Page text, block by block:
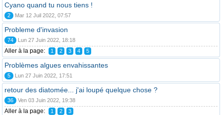
Cyano quand tu nous tiens !
2 Mar 12 Juil 2022, 07:57
Probleme d'invasion
74 Lun 27 Juin 2022, 18:18
Aller à la page: 1 2 3 4 5
Problèmes algues envahissantes
5 Lun 27 Juin 2022, 17:51
retour des diatomée... j'ai loupé quelque chose ?
36 Ven 03 Juin 2022, 19:38
Aller à la page: 1 2 3